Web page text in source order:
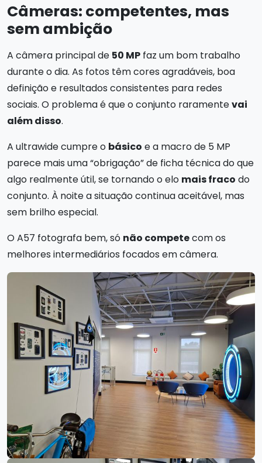
Câmeras: competentes, mas
sem ambição
A câmera principal de 50 MP faz um bom trabalho
durante o dia. As fotos têm cores agradáveis, boa
definição e resultados consistentes para redes
sociais. O problema é que o conjunto raramentevai
além disso.
A ultrawide cumpre o básico e a macro de 5 MP
parece mais uma “obrigação” de ficha técnica do que
algo realmente útil, se tornando o elo mais fraco do
conjunto. À noite a situação continua aceitável, mas
sem brilho especial.
O A57 fotografa bem, só não competecom os
melhores intermediários focados em câmera.